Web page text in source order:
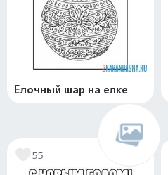
Елочный шар на елке
55